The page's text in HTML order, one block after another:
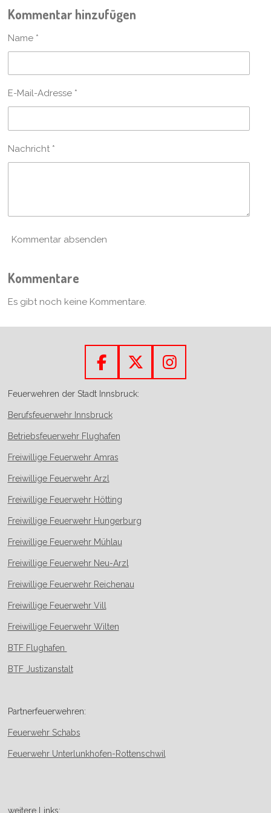
l
e
l
e
l
e
l
e
Kommentar hinzufügen
Name *
E-Mail-Adresse *
Nachricht *
Kommentar absenden
Kommentare
Es gibt noch keine Kommentare.
F
c
e
b
o
k
X
I
Feuerwehren der Stadt Innsbruck:
Berufsfeuerwehr Innsbruck
Betriebsfeuerwehr Flughafen
Freiwillige Feuerwehr Amras
Freiwillige Feuerwehr Arzl
Freiwillige Feuerwehr Hötting
Freiwillige Feuerwehr Hungerburg
Freiwillige Feuerwehr Mühlau
Freiwillige Feuerwehr Neu-Arzl
Freiwillige Feuerwehr Reichenau
Freiwillige Feuerwehr Vill
Freiwillige Feuerwehr Wilten
BTF Flughafen
BTF Justizanstalt
Partnerfeuerwehren:
Feuerwehr Schabs
Feuerwehr Unterlunkhofen-Rottenschwil
weitere Links: